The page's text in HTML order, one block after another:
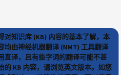
对知识库 (KB) 内容的基本了解，本
均由神经机器翻译 (NMT) 工具翻译
直译，且有些字词的翻译可能不甚
的 KB 内容，请浏览英文版本。如您